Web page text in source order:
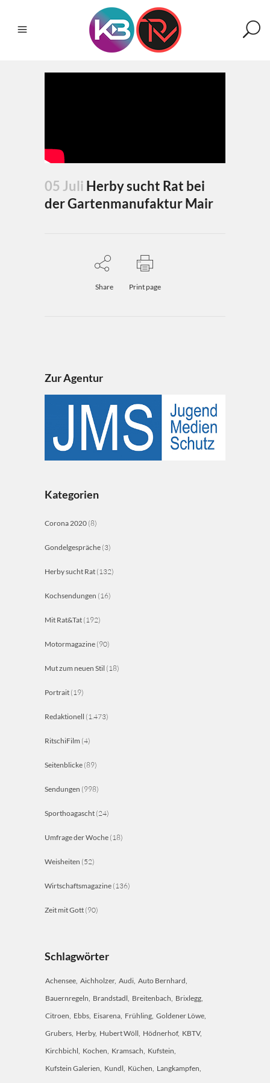
05 Juli Herby sucht Rat bei
der Gartenmanufaktur Mair
Share Print page
Zur Agentur
Kategorien
Corona 2020 (8)
Gondelgespräche (3)
Herby sucht Rat (132)
Kochsendungen (16)
Mit Rat&Tat (192)
Motormagazine (90)
Mut zum neuen Stil (18)
Portrait (19)
Redaktionell (1.473)
RitschiFilm (4)
Seitenblicke (89)
Sendungen (998)
Sporthoagascht (24)
Umfrage der Woche (18)
Weisheiten (52)
Wirtschaftsmagazine (136)
Zeit mit Gott (90)
Schlagwörter
Achensee Aichholzer Audi Auto Bernhard
Bauernregeln Brandstadl Breitenbach Brixlegg
Citroen Ebbs Eisarena Frühling Goldener Löwe
Grubers Herby Hubert Wöll Hödnerhof KBTV
Kirchbichl Kochen Kramsach Kufstein
Kufstein Galerien Kundl Küchen Langkampfen